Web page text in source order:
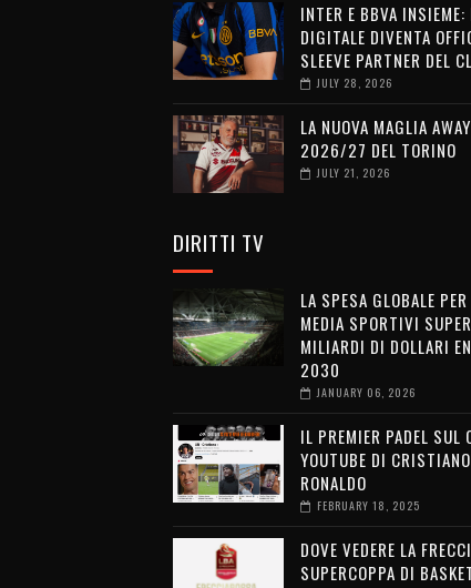
INTER E BBVA INSIEME:
DIGITALE DIVENTA
SLEEVE PARTNER DEL
JULY 28, 2026
LA NUOVA MAGLIA AWAY
2026/27 DEL TORINO
JULY 21, 2026
DIRITTI TV
LA SPESA GLOBALE
MEDIA SPORTIVI
MILIARDI DI DOLLARI
2030
JANUARY 06, 2026
IL PREMIER PADEL SUL
YOUTUBE DI CRISTIANO
RONALDO
FEBRUARY 18, 2025
DOVE VEDERE LA
SUPERCOPPA DI